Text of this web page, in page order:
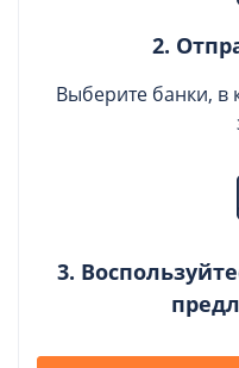
2.
Выберите банки, в
3.